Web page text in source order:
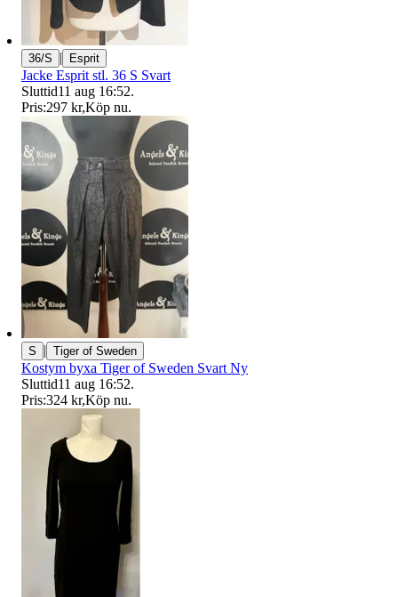
36/S | Esprit
Jacke Esprit stl. 36 S Svart
Sluttid11 aug 16:52.
Pris:297 kr,Köp nu.
S | Tiger of Sweden
Kostym byxa Tiger of Sweden Svart Ny
Sluttid11 aug 16:52.
Pris:324 kr,Köp nu.